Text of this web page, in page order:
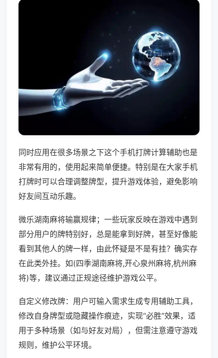
同时应用在很多场景之下这个手机打牌计算辅助也是
非常有用的，使用起来简单便捷。特别是在大家手机
打牌时可以合理调整牌型，提升游戏体验，避免影响
好友间互动乐趣。
微乐湖南麻将输赢规律；一些玩家反映在游戏中遇到
部分用户的牌特别好，总是能拿到好牌，甚至好像能
看到其他人的牌一样，由此怀疑是不是有挂？确实存
在此类外挂。如(四季湖南麻将,开心泉州麻将,杭州麻
将)等，建议通过正规途径维护游戏公平。
自定义修改牌：用户可输入需求生成专用辅助工具，
修改自身牌型或隐藏操作痕迹，实现“必胜”效果，适
用于多种场景（如与好友对局），但需注意遵守游戏
规则，维护公平环境。